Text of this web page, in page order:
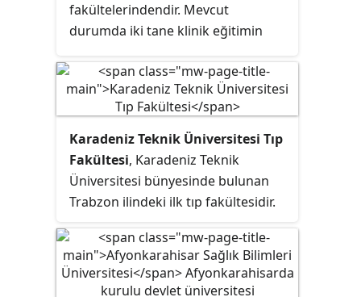
fakültelerindendir. Mevcut
durumda iki tane klinik eğitimin
Karadeniz Teknik Üniversitesi Tıp
Fakültesi, Karadeniz Teknik
Üniversitesi bünyesinde bulunan
Trabzon ilindeki ilk tıp fakültesidir.
kurulmuştur. Doğu Karadeniz
bölgesinin en eski ve en büyük tıp
fakültesidir. Ayrıca Türkiye'de teknik